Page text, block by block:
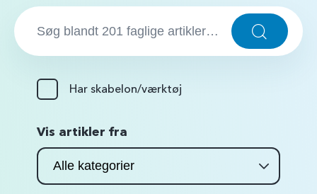
S
g
S
g
Har skabelon/værktøj
Vis artikler fra